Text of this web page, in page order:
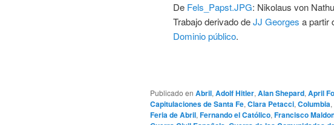
De Fels_Papst.JPG: Nikolaus von
Trabajo derivado deJJ Georges a partir
Dominio público.
Publicado en Abril, Adolf Hitler, Alan Shepard, April
Capitulaciones de Santa Fe, Clara Petacci, Columbia,
Feria de Abril, Fernando el Católico, Francisco